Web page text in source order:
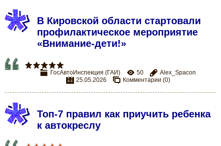
В Кировской области стартовали
профилактическое мероприятие
«Внимание-дети!»
ГосАвтоИнспекция (ГАИ) 50
Alex_Spacon
25.05.2026
Комментарии (0)
Топ-7 правил как приучить ребенка
к автокреслу